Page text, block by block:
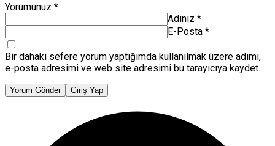
Yorumunuz *
Adınız *
E-Posta *
Bir dahaki sefere yorum yaptığımda kullanılmak üzere adımı,
e-posta adresimi ve web site adresimi bu tarayıcıya kaydet.
Yorum Gönder Giriş Yap